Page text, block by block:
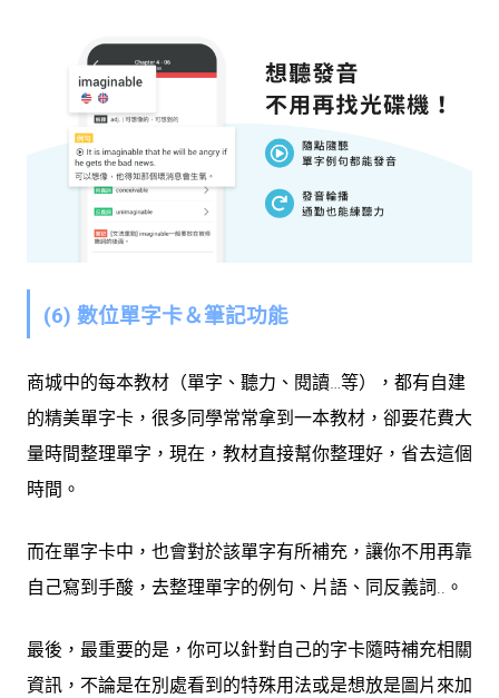
(6) 數位單字卡＆筆記功能
商城中的每本教材（單字、聽力、閱讀…等），都有自建
的精美單字卡，很多同學常常拿到一本教材，卻要花費大
量時間整理單字，現在，教材直接幫你整理好，省去這個
時間。
而在單字卡中，也會對於該單字有所補充，讓你不用再靠
自己寫到手酸，去整理單字的例句、片語、同反義詞..。
最後，最重要的是，你可以針對自己的字卡隨時補充相關
資訊，不論是在別處看到的特殊用法或是想放是圖片來加